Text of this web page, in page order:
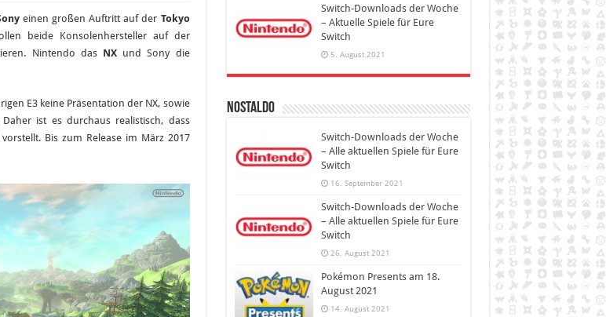
der
Tokyo
Game
Show?
einen großen Auftritt auf der Tokyo
beide Konsolenhersteller auf der
Nintendo das NXund Sony die
E3 keine Präsentation der NX, sowie
ist es durchaus realistisch, dass
Bis zum Release im März 2017
Switch-Downloads der Woche
– Aktuelle Spiele für Eure
Switch
5. August 2021
Nostaldo
Switch-Downloads der Woche
– Alle aktuellen Spiele für Eure
Switch
16. September 2021
Switch-Downloads der Woche
– Alle aktuellen Spiele für Eure
Switch
26. August 2021
Pokémon Presents am 18.
August 2021
14. August 2021